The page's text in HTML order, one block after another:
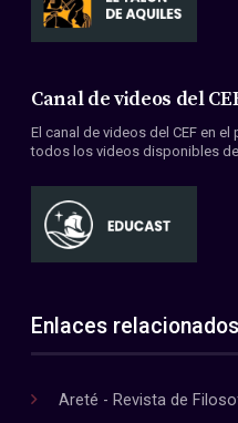
Canal de videos del
El canal de videos del CEF en
todos los videos disponibles
Enlaces relacionados
Areté - Revista de